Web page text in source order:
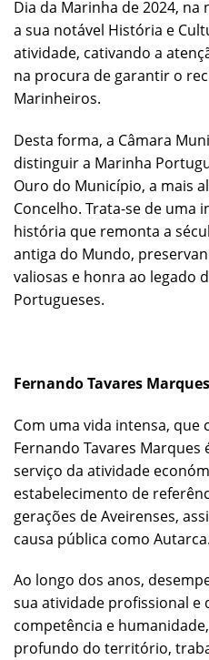
Dia da Marinha de 2024,
a sua notável História e
atividade, cativando a
na procura de garantir o
Marinheiros.
Desta forma, a Câmara
distinguir a Marinha
Ouro do Município, a mais
Concelho. Trata-se de uma
história que remonta a
antiga do Mundo,
valiosas e honra ao legado
Portugueses.
Fernando Tavares Marques
Com uma vida intensa, que
Fernando Tavares Marques
serviço da atividade
estabelecimento de
gerações de Aveirenses,
causa pública como Autarca.
Ao longo dos anos,
sua atividade profissional e
competência e
profundo do território,